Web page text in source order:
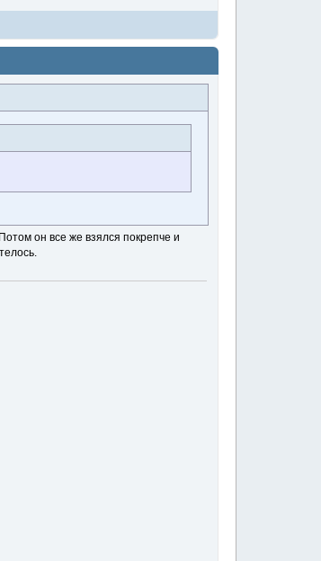
он все же взялся покрепче и